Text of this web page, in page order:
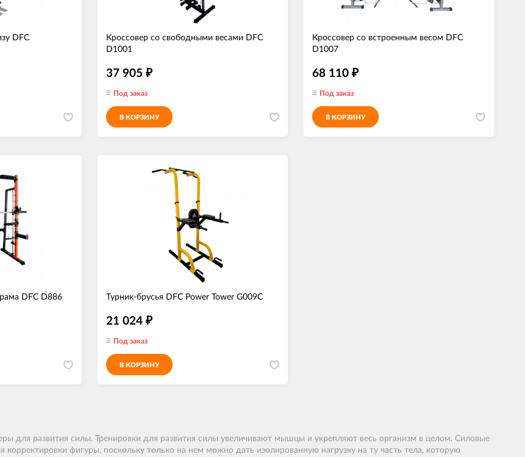
DFC
Кроссовер со свободными весами DFC
D1001
37 905 ₽
Под заказ
В КОРЗИНУ
Кроссовер со встроенным весом DFC
D1007
68 110 ₽
Под заказ
В КОРЗИНУ
DFC D886 Турник-брусья DFC Power Tower G009C
21 024 ₽
Под заказ
В КОРЗИНУ
для развития силы. Тренировки для развития силы увеличивают мышцы и укрепляют весь организм в целом. Силовые
фигуры, поскольку только на нем можно дать изолированную нагрузку на ту часть тела, которую